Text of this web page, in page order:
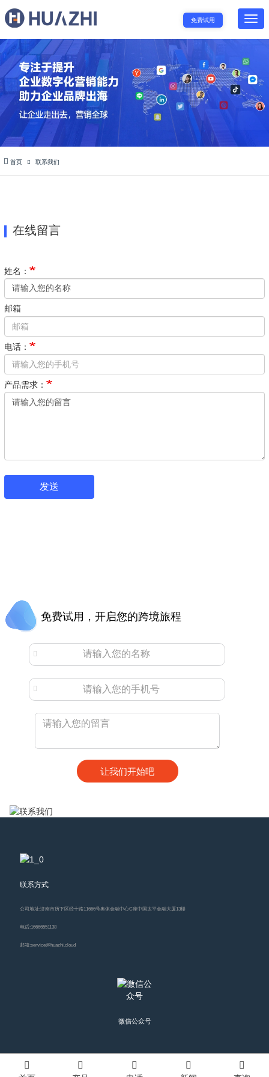
免费试用
首页 联系我们
在线留言
姓名：
邮箱
电话：
产品需求：
发送
免费试用，开启您的跨境旅程
联系方式
公司地址:济南市历下区经十路11666号奥体金融中心C座中国太平金融大厦13楼
电话:16666551138
邮箱:service@huazhi.cloud
微信公众号